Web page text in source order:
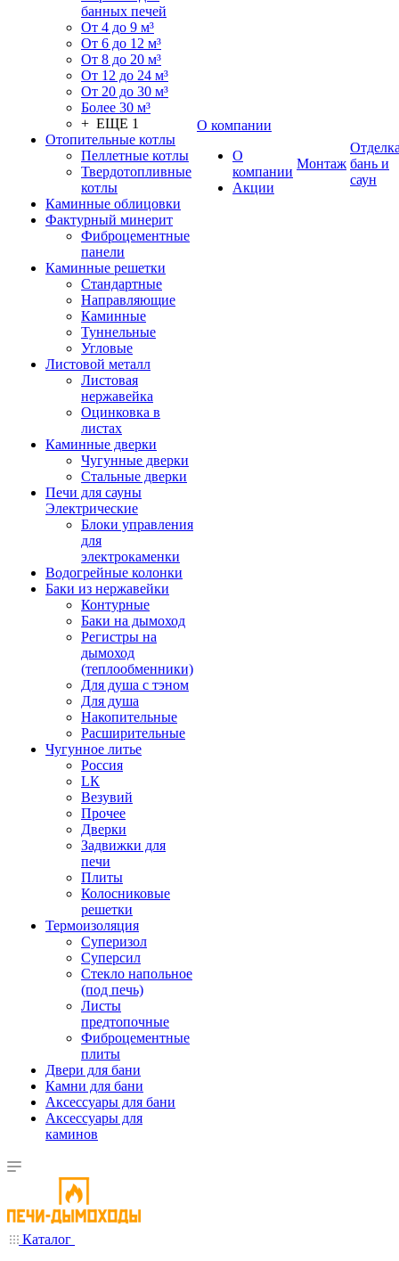
банных печей
От 4 до 9 м³
От 6 до 12 м³
От 8 до 20 м³
От 12 до 24 м³
От 20 до 30 м³
Более 30 м³
+ ЕЩЕ 1
Отопительные котлы
Пеллетные котлы
Твердотопливные
котлы
Каминные облицовки
Фактурный минерит
Фиброцементные
панели
Каминные решетки
Стандартные
Направляющие
Каминные
Туннельные
Угловые
Листовой металл
Листовая
нержавейка
Оцинковка в
листах
Каминные дверки
Чугунные дверки
Стальные дверки
Печи для сауны
Электрические
Блоки управления
для
электрокаменки
Водогрейные колонки
Баки из нержавейки
Контурные
Баки на дымоход
Регистры на
дымоход
(теплообменники)
Для душа с тэном
Для душа
Накопительные
Расширительные
Чугунное литье
Россия
LК
Везувий
Прочее
Дверки
Задвижки для
печи
Плиты
Колосниковые
решетки
Термоизоляция
Суперизол
Суперсил
Стекло напольное
(под печь)
Листы
предтопочные
Фиброцементные
плиты
Двери для бани
Камни для бани
Аксессуары для бани
Аксессуары для
каминов
О компании
О
компании
Акции
Монтаж бань и
саун
Каталог